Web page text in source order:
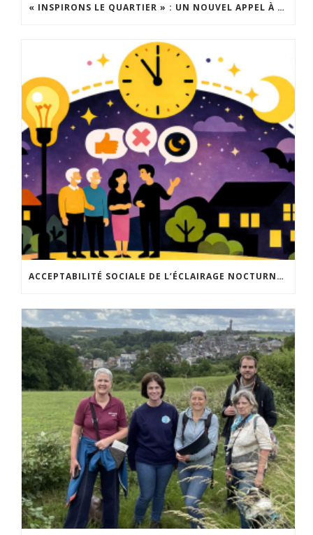
« INSPIRONS LE QUARTIER » : UN NOUVEL APPEL À PROJETS EST LANCÉ !
ACCEPTABILITÉ SOCIALE DE L’ÉCLAIRAGE NOCTURNE : LE REPLAY EST DISPONIBLE